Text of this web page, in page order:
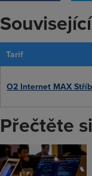
Tarif
O2 Internet MAX
Přečtěte